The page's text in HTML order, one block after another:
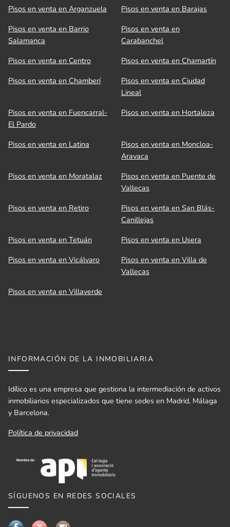
Pisos en venta en Arganzuela
Pisos en venta en Barajas
Pisos en venta en Barrio
Salamanca
Pisos en venta en
Carabanchel
Pisos en venta en Centro
Pisos en venta en Chamartín
Pisos en venta en Chamberí
Pisos en venta en Ciudad
Lineal
Pisos en venta en Fuencarral-
El Pardo
Pisos en venta en Hortaleza
Pisos en venta en Latina
Pisos en venta en Moncloa-
Aravaca
Pisos en venta en Moratalaz
Pisos en venta en Puente de
Vallecas
Pisos en venta en Retiro
Pisos en venta en San Blás-
Canillejas
Pisos en venta en Tetuán
Pisos en venta en Usera
Pisos en venta en Vicálvaro
Pisos en venta en Villa de
Vallecas
Pisos en venta en Villaverde
INFORMACIÓN DE LA INMOBILIARIA
Idílico es una empresa que gestiona la intermediación de activos
inmobiliarios especializados que tiene sedes en Madrid, Málaga
y Barcelona.
Política de privacidad
SÍGUENOS EN REDES SOCIALES